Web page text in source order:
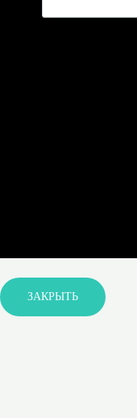
ЗАКРЫТЬ